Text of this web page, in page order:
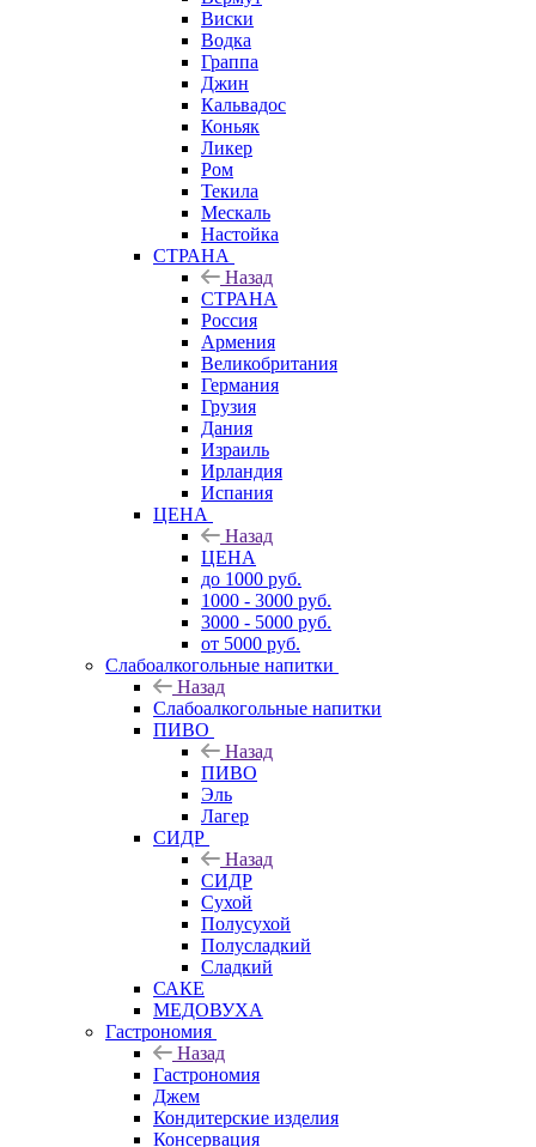
Виски
Водка
Граппа
Джин
Кальвадос
Коньяк
Ликер
Ром
Текила
Мескаль
Настойка
СТРАНА
Назад
СТРАНА
Россия
Армения
Великобритания
Германия
Грузия
Дания
Израиль
Ирландия
Испания
ЦЕНА
Назад
ЦЕНА
до 1000 руб.
1000 - 3000 руб.
3000 - 5000 руб.
от 5000 руб.
Слабоалкогольные напитки
Назад
Слабоалкогольные напитки
ПИВО
Назад
ПИВО
Эль
Лагер
СИДР
Назад
СИДР
Сухой
Полусухой
Полусладкий
Сладкий
САКЕ
МЕДОВУХА
Гастрономия
Назад
Гастрономия
Джем
Кондитерские изделия
Консервация